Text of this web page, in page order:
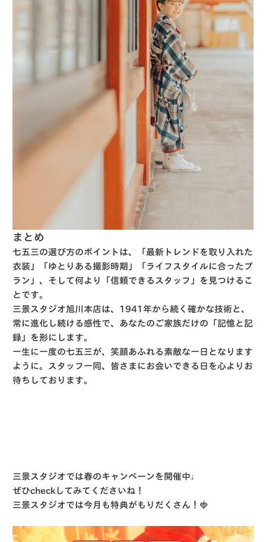
まとめ
七五三の選び方のポイントは、
「最新トレンドを取り入れた
衣装」「ゆとりある撮影時期」「ライフスタイルに合ったプ
ラン」 、そして何より「信頼できるスタッフ」を見つけるこ
とです。
三景スタジオ旭川本店は、1941年から続く確かな技術と、
常に進化し続ける感性で、あなたのご家族だけの「記憶と記
録」を形にします。
一生に一度の七五三が、笑顔あふれる素敵な一日となります
ように。スタッフ一同、皆さまにお会いできる日を心よりお
待ちしております。
三景スタジオでは春のキャンペーンを開催中♩
ぜひcheckしてみてくださいね！
三景スタジオでは今月も特典がもりだくさん！ 🍓